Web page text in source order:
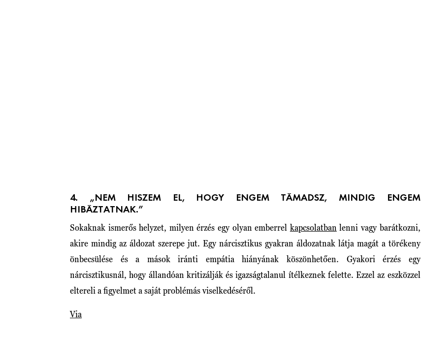
4. „NEM HISZEM EL, HOGY ENGEM TÁMADSZ, MINDIG ENGEM
HIBÁZTATNAK.”
Sokaknak ismerős helyzet, milyen érzés egy olyan emberrel kapcsolatban lenni vagy barátkozni,
akire mindig az áldozat szerepe jut. Egy nárcisztikus gyakran áldozatnak látja magát a törékeny
önbecsülése és a mások iránti empátia hiányának köszönhetően. Gyakori érzés egy
nárcisztikusnál, hogy állandóan kritizálják és igazságtalanul ítélkeznek felette. Ezzel az eszközzel
eltereli a figyelmet a saját problémás viselkedéséről.
Via